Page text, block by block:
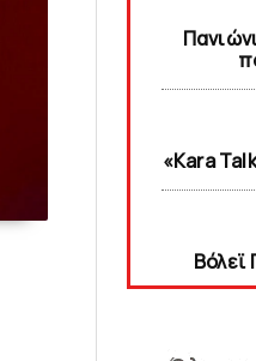
«Kara
Bόλεϊ